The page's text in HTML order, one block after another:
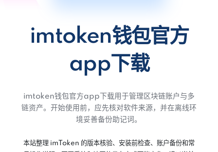
imtoken钱包官方
app下载
imtoken钱包官方app下载用于管理区块链账户与多
链资产。开始使用前，应先核对软件来源，并在离线环
境妥善备份助记词。
本站整理 imToken 的版本核验、安装前检查、账户备份和常